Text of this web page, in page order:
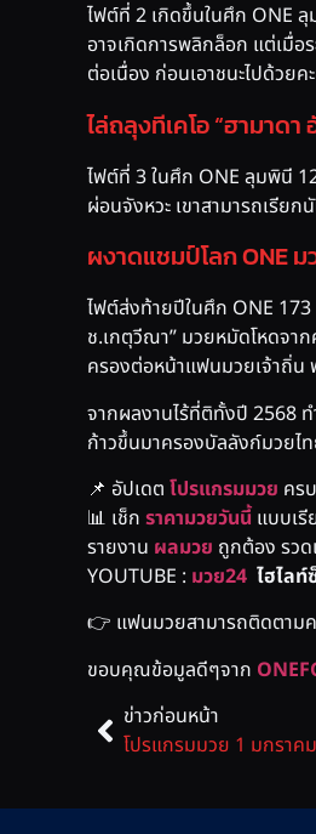
ไฟต์ที่ 2 เกิดขึ้นในศึก ONE
อาจเกิดการพลิกล็อก แต่เมื่อ
ต่อเนื่อง ก่อนเอาชนะไปด้วย
ไล่ถลุงทีเคโอ “ฮามาดา
ไฟต์ที่ 3 ในศึก ONE ลุมพินี
ผ่อนจังหวะ เขาสามารถเรีย
ผงาดแชมป์โลก ONE
ไฟต์ส่งท้ายปีในศึก ONE
ช.เกตุวีณา” มวยหมัดโหดจาก
ครองต่อหน้าแฟนมวยเจ้าถิ่น
จากผลงานไร้ที่ติทั้งปี 2568 ท
ก้าวขึ้นมาครองบัลลังก์มวย
📌 อัปเดต โปรแกรมมวย คร
📊 เช็ก ราคามวยวันนี้ แบบเ
รายงาน ผลมวย ถูกต้อง รว
YOUTUBE : มวย24 ไฮไลท์
👉 แฟนมวยสามารถติดตาม
ขอบคุณข้อมูลดีๆจาก
ข่าวก่อนหน้า
โปรแกรมมวย 1 มกรา